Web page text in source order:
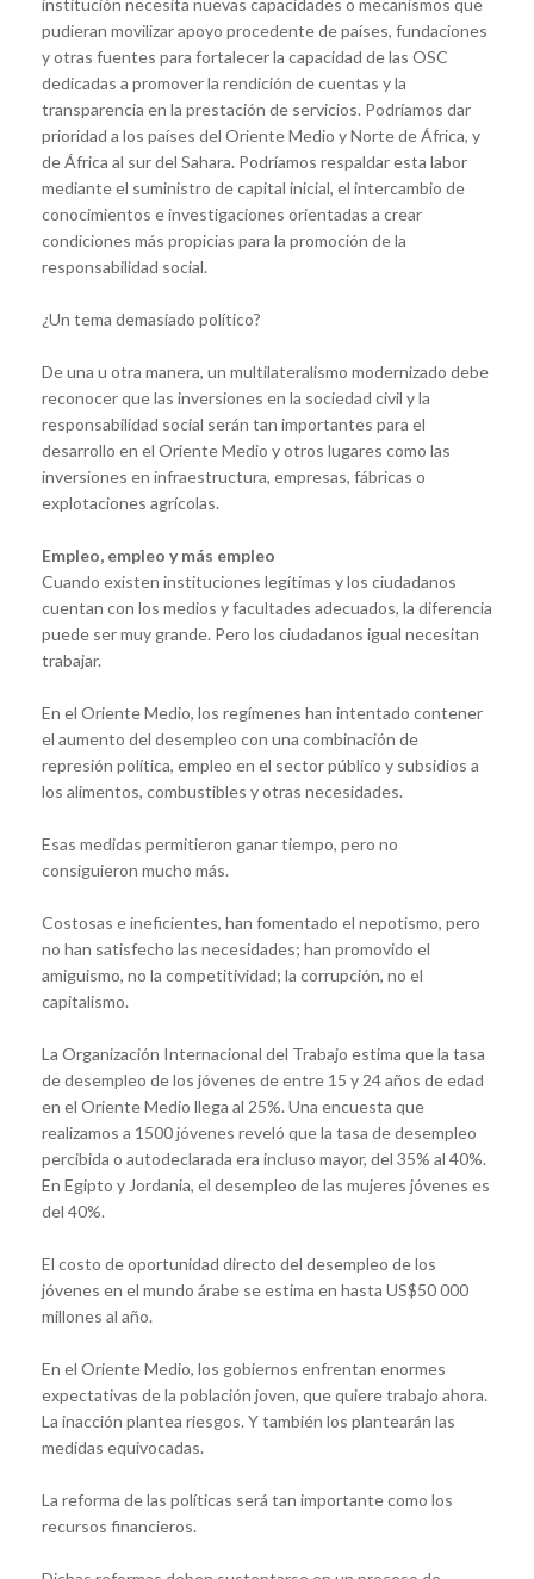
institución necesita nuevas capacidades o mecanismos que
pudieran movilizar apoyo procedente de países, fundaciones
y otras fuentes para fortalecer la capacidad de las OSC
dedicadas a promover la rendición de cuentas y la
transparencia en la prestación de servicios. Podríamos dar
prioridad a los países del Oriente Medio y Norte de África, y
de África al sur del Sahara. Podríamos respaldar esta labor
mediante el suministro de capital inicial, el intercambio de
conocimientos e investigaciones orientadas a crear
condiciones más propicias para la promoción de la
responsabilidad social.
¿Un tema demasiado político?
De una u otra manera, un multilateralismo modernizado debe
reconocer que las inversiones en la sociedad civil y la
responsabilidad social serán tan importantes para el
desarrollo en el Oriente Medio y otros lugares como las
inversiones en infraestructura, empresas, fábricas o
explotaciones agrícolas.
Empleo, empleo y más empleo
Cuando existen instituciones legítimas y los ciudadanos
cuentan con los medios y facultades adecuados, la diferencia
puede ser muy grande. Pero los ciudadanos igual necesitan
trabajar.
En el Oriente Medio, los regímenes han intentado contener
el aumento del desempleo con una combinación de
represión política, empleo en el sector público y subsidios a
los alimentos, combustibles y otras necesidades.
Esas medidas permitieron ganar tiempo, pero no
consiguieron mucho más.
Costosas e ineficientes, han fomentado el nepotismo, pero
no han satisfecho las necesidades; han promovido el
amiguismo, no la competitividad; la corrupción, no el
capitalismo.
La Organización Internacional del Trabajo estima que la tasa
de desempleo de los jóvenes de entre 15 y 24 años de edad
en el Oriente Medio llega al 25%. Una encuesta que
realizamos a 1500 jóvenes reveló que la tasa de desempleo
percibida o autodeclarada era incluso mayor, del 35% al 40%.
En Egipto y Jordania, el desempleo de las mujeres jóvenes es
del 40%.
El costo de oportunidad directo del desempleo de los
jóvenes en el mundo árabe se estima en hasta US$50 000
millones al año.
En el Oriente Medio, los gobiernos enfrentan enormes
expectativas de la población joven, que quiere trabajo ahora.
La inacción plantea riesgos. Y también los plantearán las
medidas equivocadas.
La reforma de las políticas será tan importante como los
recursos financieros.